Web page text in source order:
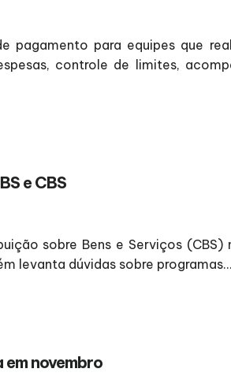
para equipes que
controle de limites,
e CBS
sobre Bens e Serviços (CBS)
levanta dúvidas sobre
novembro